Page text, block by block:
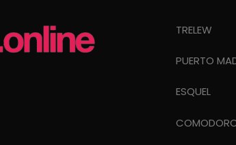
TRELEW
PUERTO
ESQUEL